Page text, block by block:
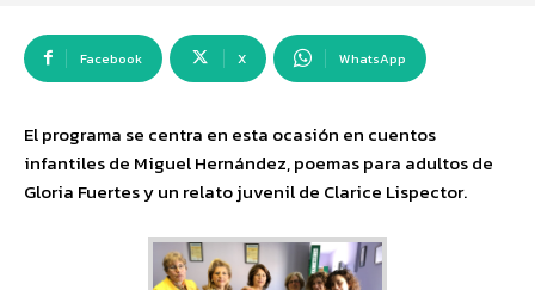
Facebook X WhatsApp
El programa se centra en esta ocasión en cuentos
infantiles de Miguel Hernández, poemas para adultos de
Gloria Fuertes y un relato juvenil de Clarice Lispector.